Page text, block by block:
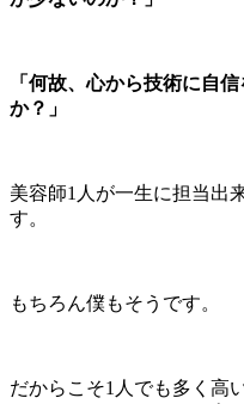
「何故、心から技術に自
か？」
美容師1人が一生に担当出
す。
もちろん僕もそうです。
だからこそ1人でも多く高